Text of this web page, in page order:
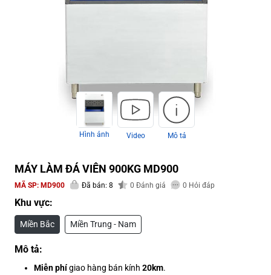
Hình ảnh Video Mô tả
MÁY LÀM ĐÁ VIÊN 900KG MD900
MÃ SP: MD900 Đã bán: 8 0 Đánh giá 0 Hỏi đáp
Khu vực:
Miền Bắc Miền Trung - Nam
Mô tả:
Miễn phígiao hàng bán kính 20km.